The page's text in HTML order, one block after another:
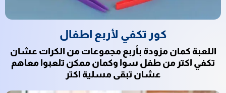
كور تكفي لأربع اطفال
اللعبة كمان مزودة بأربع مجموعات من الكرات عشان
تكفي اكتر من طفل سوا وكمان ممكن تلعبوا معاهم
عشان تبقى مسلية اكتر